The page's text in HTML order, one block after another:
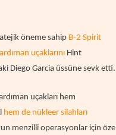
öneme sahip B-2 Spirit
uçaklarını Hint
Diego Garcia üssüne sevk etti.
uçakları hem
hem de nükleer silahları
menzilli operasyonlar için özel